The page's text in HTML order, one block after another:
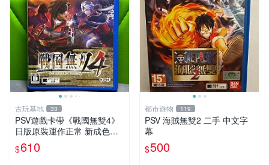
古玩基地 33
PSV遊戲卡帶《戰國無雙4》
日版原裝運作正常 新成色如
圖拍賣請先確認 成色拍賣一
經成交概不退換 PSV遊戲 卡
$610
都市遊物 119
PSV 海賊無雙2 二手 中文字
幕
$500